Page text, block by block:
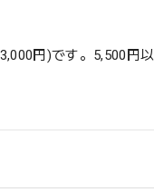
円)です。5,500円